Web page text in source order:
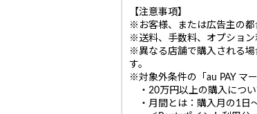
【注意事項】
※お客様、または広告主の都
※送料、手数料、オプション
※異なる店舗で購入される場
す。
※対象外条件の「au PAY マ
・20万円以上の購入につい
・月間とは：購入月の1日